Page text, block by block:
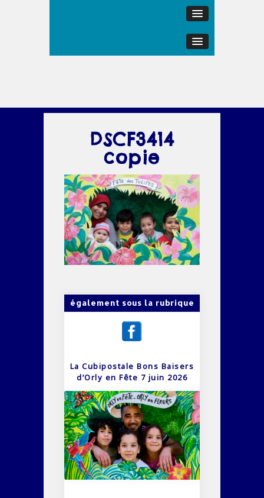
DSCF3414
copie
également sous la rubrique
La Cubipostale Bons Baisers
d’Orly en Fête 7 juin 2026